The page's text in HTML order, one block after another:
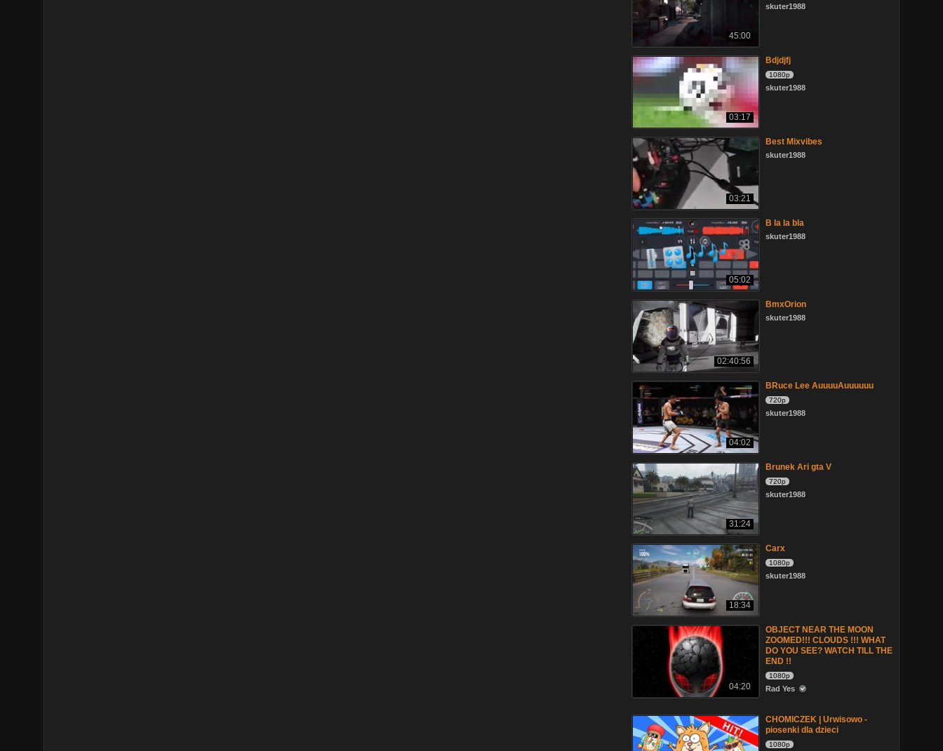
45:00
skuter1988
03:17
Bdjdjfj
1080p
skuter1988
03:21
Best Mixvibes
skuter1988
05:02
B la la bla
skuter1988
02:40:56
BmxOrion
skuter1988
04:02
BRuce Lee AuuuuAuuuuuu
720p
skuter1988
31:24
Brunek Ari gta V
720p
skuter1988
18:34
Carx
1080p
skuter1988
04:20
OBJECT NEAR THE MOON
ZOOMED!!! CLOUDS !!! WHAT
DO YOU SEE? WATCH TILL THE
END !!
1080p
Rad Yes
CHOMICZEK | Urwisowo -
piosenki dla dzieci
1080p